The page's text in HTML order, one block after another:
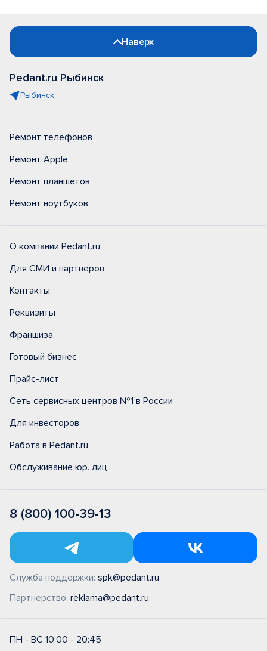
Наверх
Pedant.ru Рыбинск
Рыбинск
Ремонт телефонов
Ремонт Apple
Ремонт планшетов
Ремонт ноутбуков
О компании Pedant.ru
Для СМИ и партнеров
Контакты
Реквизиты
Франшиза
Готовый бизнес
Прайс-лист
Сеть сервисных центров №1 в России
Для инвесторов
Работа в Pedant.ru
Обслуживание юр. лиц
8 (800) 100-39-13
Служба поддержки: spk@pedant.ru
Партнерство: reklama@pedant.ru
ПН - ВС 10:00 - 20:45